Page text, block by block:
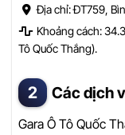
Địa chỉ: ĐT759,
Khoảng cách:
Tô Quốc Thắng).
Các dịch
Gara Ô Tô Quốc